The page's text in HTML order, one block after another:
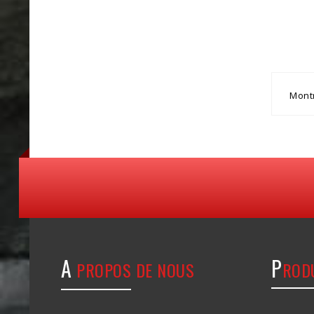
A PROPOS DE NOUS P